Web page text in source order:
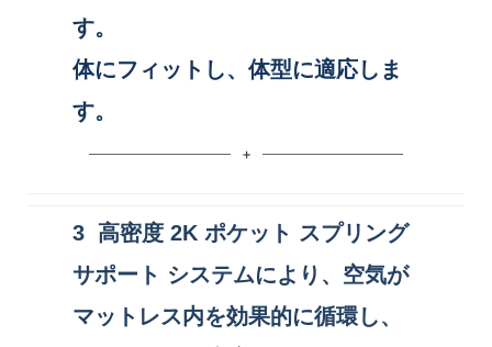
す。
体にフィットし、体型に適応しま
す。
3 高密度 2K ポケット スプリング
サポート システムにより、空気が
マットレス内を効果的に循環し、